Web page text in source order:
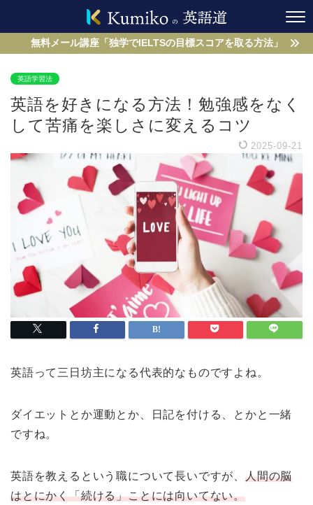
無料メール講座「独学でIELTSの目標スコアを取る方法」
英語学習法
英語を好きになる方法！勉強感をなく
して苦痛を楽しさに変えるコツ
2025-09-21
英語って三日坊主になる代表的なものですよね。
ダイエットとか運動とか、日記を付ける、とかと一緒
ですね。
英語を教えるという職について長いですが、 人間の脳
はとにかく「続ける」ことには向いてない。